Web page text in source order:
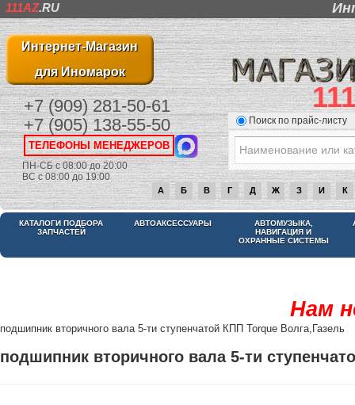
111AZ.RU
Интернет-Магазин
для Иномарок
+7 (909) 281-50-61
+7 (905) 138-55-50
ТЕЛЕФОНЫ МЕНЕДЖЕРОВ
ПН-СБ с 08:00 до 20:00
ВС с 08:00 до 19:00
Поиск по прайс-листу
А Б В Г Д Ж З И К
КАТАЛОГИ ПОДБОРА
ЗАПЧАСТЕЙ
АВТОАКСЕССУАРЫ
АВТОМУЗЫКА,
НАВИГАЦИЯ И
ОХРАННЫЕ СИСТЕМЫ
Нам
подшипник вторичного вала 5-ти ступенчатой КПП Torque Волга,Газель
подшипник вторичного вала 5-ти